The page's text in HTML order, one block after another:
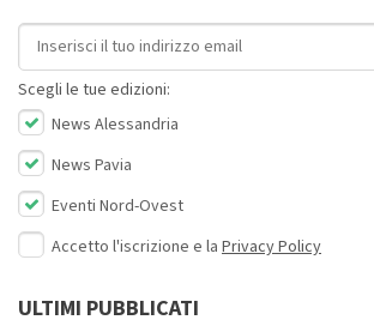
Indirizzo email
Scegli le tue edizioni:
News Alessandria
News Pavia
Eventi Nord-Ovest
Accetto l'iscrizione e la Privacy Policy
ULTIMI PUBBLICATI